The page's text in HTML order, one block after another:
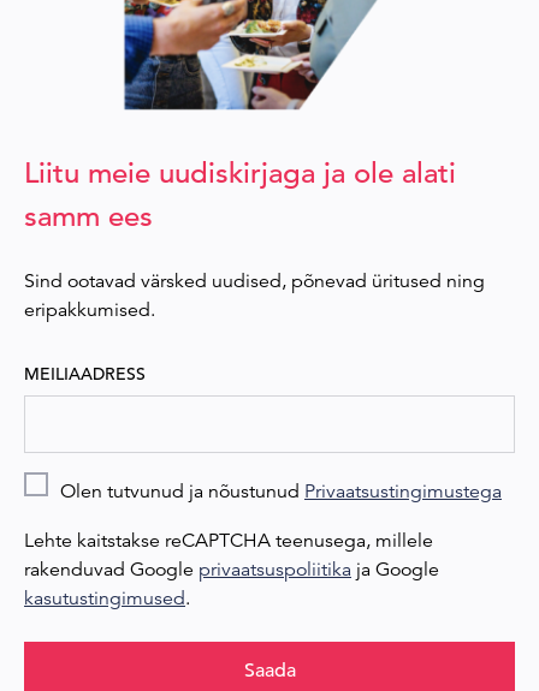
Liitu meie uudiskirjaga ja ole alati
samm ees
Sind ootavad värsked uudised, põnevad üritused ning
eripakkumised.
MEILIAADRESS
Olen tutvunud ja nõustunud Privaatsustingimustega
Lehte kaitstakse reCAPTCHA teenusega, millele
rakenduvad Google privaatsuspoliitika ja Google
kasutustingimused.
Saada